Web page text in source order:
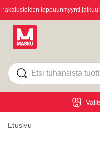
loppuunmyynti jatkuu!
Etusivu